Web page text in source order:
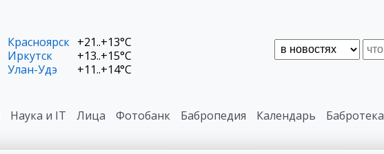
Красноярск +21..+13°C
Иркутск
+13..+15°C
Улан-Удэ
+11..+14°C
Наука и IT Лица Фотобанк Бабропедия Календарь Бабротека